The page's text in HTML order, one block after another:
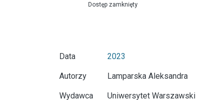
Dostęp zamknięty
Data 2023
Autorzy Lamparska Aleksandra
Wydawca Uniwersytet Warszawski